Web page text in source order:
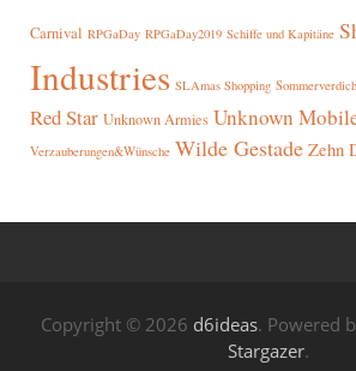
Carnival RPGaDay RPGaDay2019 Schiffe und Kapitäne
Industries SLAmas Shopping
Red Star Unknown Armies Unknown
Verzauberungen&Wünsche Wilde Gestade Zehn
Copyright © 2026 d6ideas. Powered
Stargazer.